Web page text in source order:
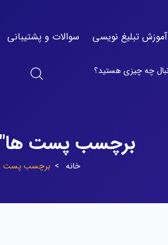
آموزش تبلیغ نویسی سوالات و پشتیبانی
برچسب پست
خانه برچسب پست